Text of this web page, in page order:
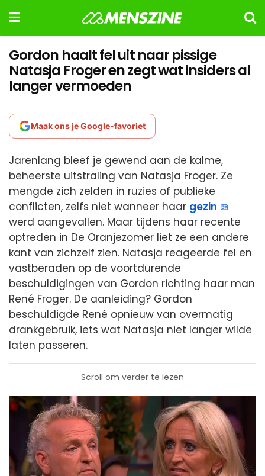
Gordon haalt fel uit naar pissige
Natasja Froger en zegt wat insiders al
langer vermoeden
Maak ons je Google-favoriet
Jarenlang bleef je gewend aan de kalme,
beheerste uitstraling van Natasja Froger. Ze
mengde zich zelden in ruzies of publieke
conflicten, zelfs niet wanneer haar gezin
werd aangevallen. Maar tijdens haar recente
optreden in De Oranjezomer liet ze een andere
kant van zichzelf zien. Natasja reageerde fel en
vastberaden op de voortdurende
beschuldigingen van Gordon richting haar man
René Froger. De aanleiding? Gordon
beschuldigde René opnieuw van overmatig
drankgebruik, iets wat Natasja niet langer wilde
laten passeren.
Scroll om verder te lezen